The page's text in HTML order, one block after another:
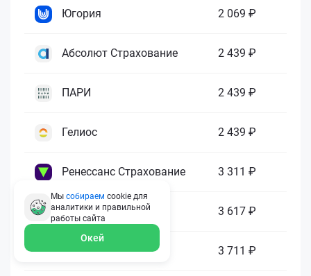
Югория 2 069 ₽
Абсолют Страхование 2 439 ₽
ПАРИ 2 439 ₽
Гелиос 2 439 ₽
Ренессанс Страхование 3 311 ₽
Зетта Страхование 3 617 ₽
ГАЙДЕ 3 711 ₽
Мы собираем cookie для
аналитики и правильной
работы сайта
Окей